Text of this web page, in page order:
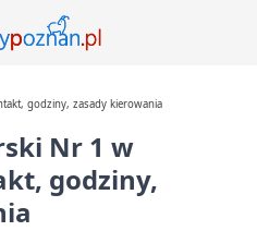
godziny, zasady kierowania
Nr 1 w
godziny,